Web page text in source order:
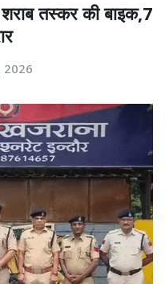
तस्कर की बाइक,7
2026